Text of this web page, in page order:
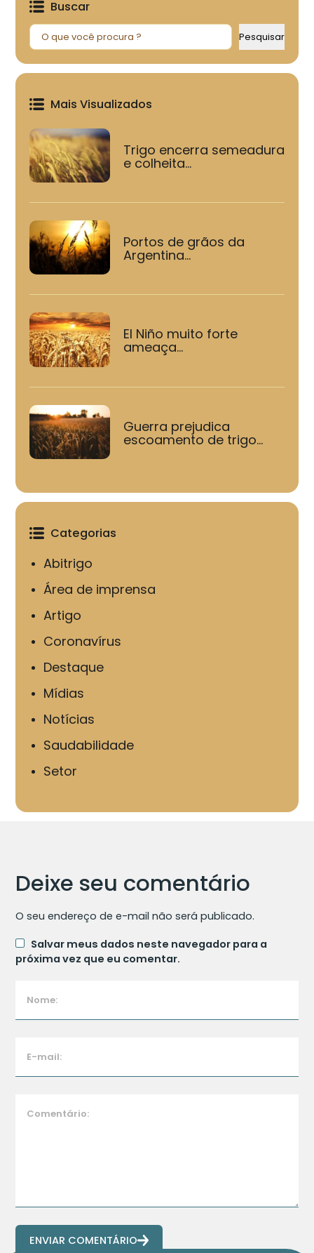
Buscar
Pesquisar Pesquisar
Mais Visualizados
Trigo encerra semeadura
e colheita...
Portos de grãos da
Argentina...
El Niño muito forte
ameaça...
Guerra prejudica
escoamento de trigo...
Categorias
Abitrigo
Área de imprensa
Artigo
Coronavírus
Destaque
Mídias
Notícias
Saudabilidade
Setor
Deixe seu comentário
O seu endereço de e-mail não será publicado.
Salvar meus dados neste navegador para a
próxima vez que eu comentar.
ENVIAR COMENTÁRIO